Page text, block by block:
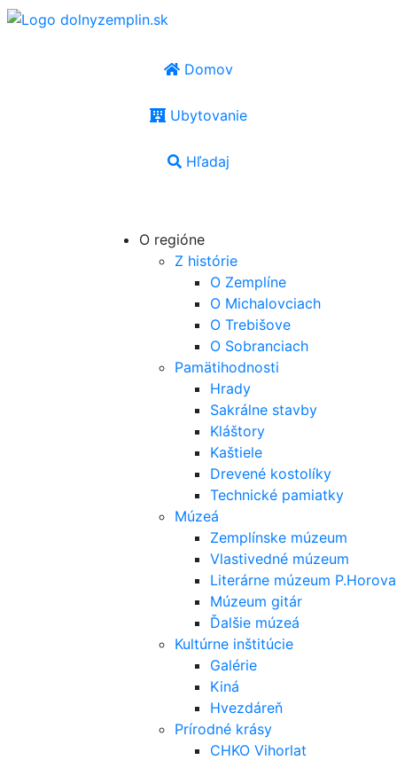
Domov
Ubytovanie
Hľadaj
O regióne
Z histórie
O Zemplíne
O Michalovciach
O Trebišove
O Sobranciach
Pamätihodnosti
Hrady
Sakrálne stavby
Kláštory
Kaštiele
Drevené kostolíky
Technické pamiatky
Múzeá
Zemplínske múzeum
Vlastivedné múzeum
Literárne múzeum P.Horova
Múzeum gitár
Ďalšie múzeá
Kultúrne inštitúcie
Galérie
Kiná
Hvezdáreň
Prírodné krásy
CHKO Vihorlat